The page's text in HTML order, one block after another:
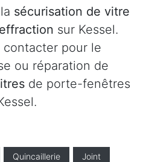
sécurisation de vitre
sur Kessel.
contacter pour le
ou réparation de
de porte-fenêtres
Quincaillerie Joint